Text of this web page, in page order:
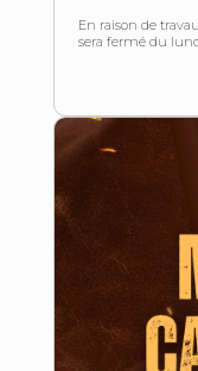
En raison de
sera fermé du